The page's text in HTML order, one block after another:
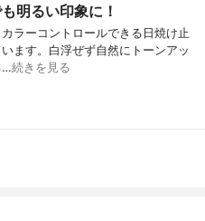
明るい印象に！
ラーコントロールできる日焼け止
ます。白浮ぜず自然にトーンアッ
…続きを見る